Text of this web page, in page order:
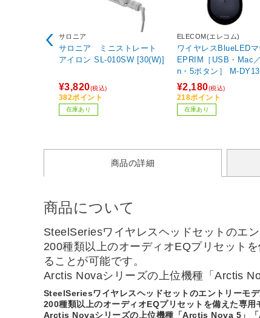
サロニア
サロニア ミニストレート
アイロン SL-010SW [30(W)]
¥3,820(税込)
382ポイント
在庫あり
ELECOM(エレコム)
ワイヤレスBlueLEDマ
EPRIM［USB・Mac
n・5ボタン］ M-
K ブラック 【864】
¥2,180(税込)
218ポイント
在庫あり
商品の詳細
商品について
SteelSeriesワイヤレスヘッドセットのエ
200種類以上のオーディオEQプリセット
ることが可能です。
Arctis Novaシリーズの上位機種「Arctis
SteelSeriesワイヤレスヘッドセットのエントリーモ
200種類以上のオーディオEQプリセットを備えた専
Arctis Novaシリーズの上位機種「Arctis Nova 5」「